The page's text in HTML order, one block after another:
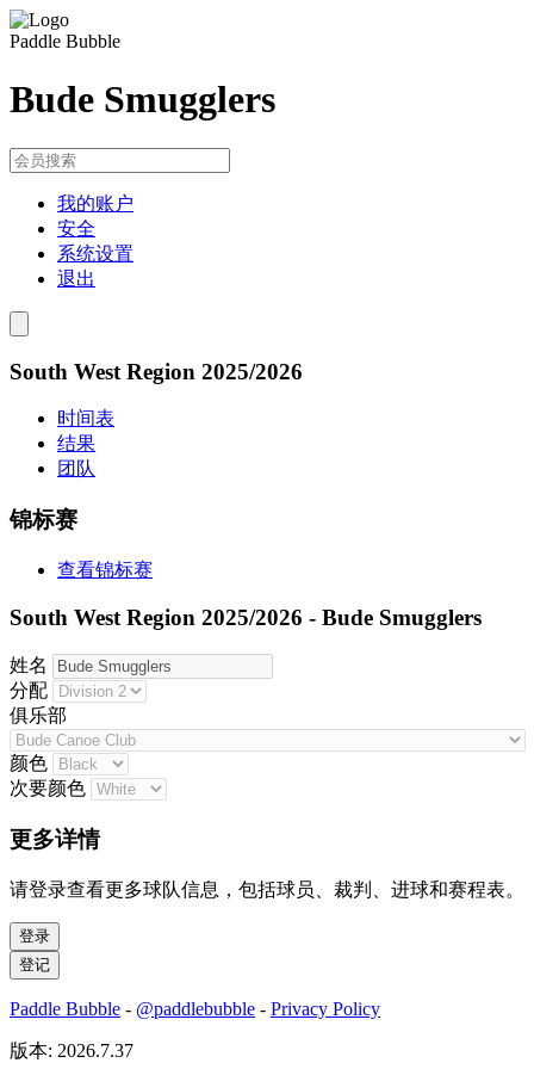
Paddle Bubble
Bude Smugglers
我的账户
安全
系统设置
退出
South West Region 2025/2026
时间表
结果
团队
锦标赛
查看锦标赛
South West Region 2025/2026 - Bude Smugglers
姓名
分配
俱乐部
颜色
次要颜色
更多详情
请登录查看更多球队信息，包括球员、裁判、进球和赛程表。
Paddle Bubble - @paddlebubble - Privacy Policy
版本: 2026.7.37